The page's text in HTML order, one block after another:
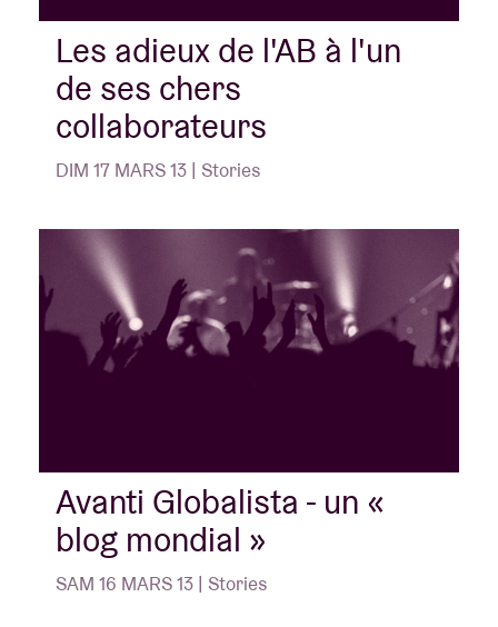
Les adieux de l'AB à l'un
de ses chers
collaborateurs
DIM 17 MARS 13 | Stories
Avanti Globalista - un «
blog mondial »
SAM 16 MARS 13 | Stories